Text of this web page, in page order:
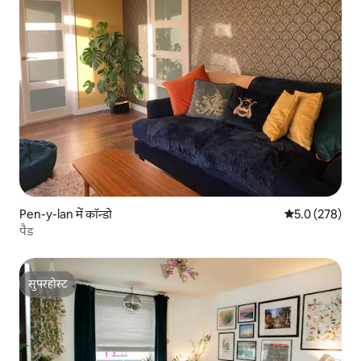
Pen-y-lan में कॉन्डो औसत रेटिंग 5 में
5.0 (278)
पैड
सुपरहोस्ट
सुपरहोस्ट